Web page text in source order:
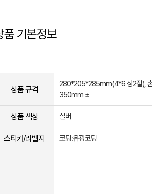
품 기본정보
상품 규격
280*205*285mm(4*6 장2절),
350mm ±
상품 색상 실버
스티커/라벨지 코팅:유광코팅